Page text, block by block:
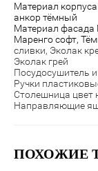
Материал
анкор тёмный
Материал фасада
Маренго софт,
сливки, Эколак
Эколак грей
Посудосушитель
Ручки
Столешница цвет
Направляющие
ПОХОЖИЕ